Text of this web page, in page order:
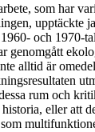
som har
upptäckte
och 1970-
genomgått
alltid är
rum och
eller att